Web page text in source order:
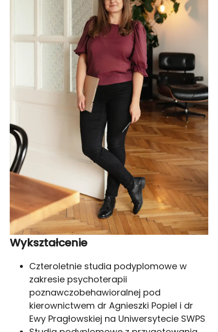
Wykształcenie
Czteroletnie studia podyplomowe w
zakresie psychoterapii
poznawczobehawioralnej pod
kierownictwem dr Agnieszki Popiel i dr
Ewy Pragłowskiej na Uniwersytecie SWPS